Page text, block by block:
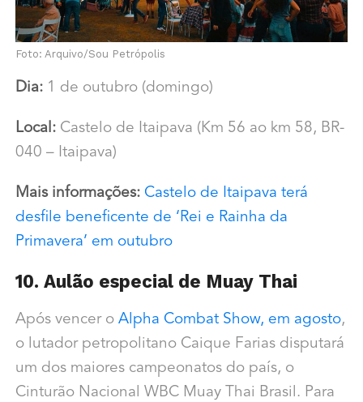
Foto: Arquivo/Sou Petrópolis
Dia: 1 de outubro (domingo)
Local: Castelo de Itaipava (Km 56 ao km 58, BR-
040 – Itaipava)
Mais informações: Castelo de Itaipava terá
desfile beneficente de ‘Rei e Rainha da
Primavera’ em outubro
10. Aulão especial de Muay Thai
Após vencer o Alpha Combat Show, em agosto,
o lutador petropolitano Caique Farias disputará
um dos maiores campeonatos do país, o
Cinturão Nacional WBC Muay Thai Brasil. Para